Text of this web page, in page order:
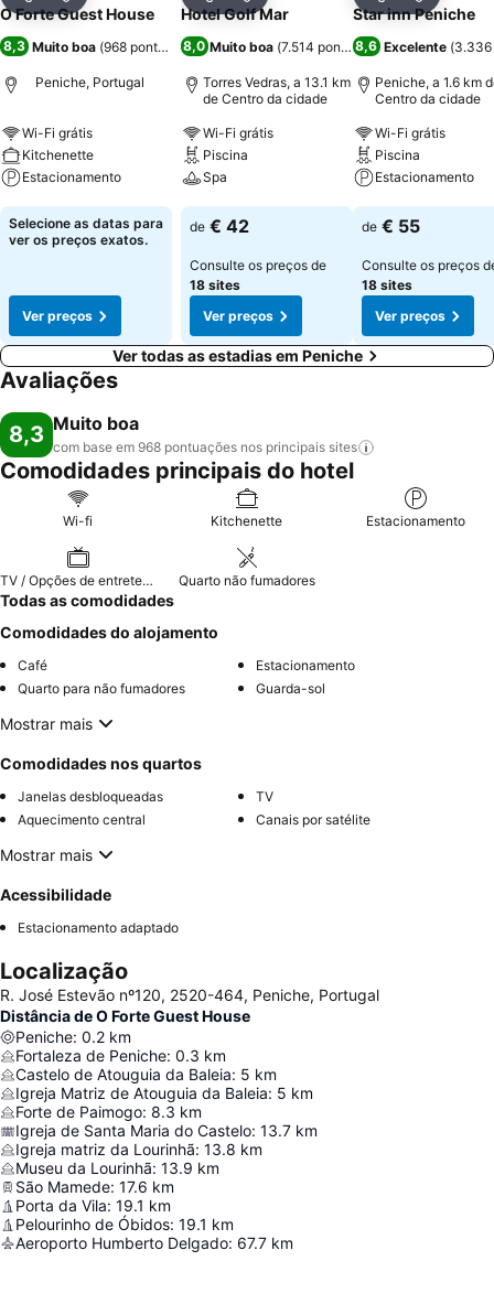
O Forte Guest House
8,3 Muito boa (968 pontuações)
Peniche, Portugal
Wi-Fi grátis
Kitchenette
Estacionamento
Ver preços
Selecione as datas para
ver os preços exatos.
Ver preços
Hotel Golf Mar
8,0 Muito boa (7.514 pontuações)
Torres Vedras, a 13.1 km
de Centro da cidade
Wi-Fi grátis
Piscina
Spa
Ver preços
de € 42
Consulte os preços de
18 sites
Ver preços
Star inn Peniche
8,6 Excelente (3.336
Peniche, a 1.6 km
Centro da cidade
Wi-Fi grátis
Piscina
Estacionamento
Ver preços
de € 55
Consulte os preços
18 sites
Ver preços
Ver todas as estadias em Peniche
Avaliações
8,3 Muito boa
com base em 968 pontuações nos principais sites
Comodidades principais do hotel
Wi-fi Kitchenette Estacionamento
TV / Opções de entretenimento Quarto não fumadores
Todas as comodidades
Comodidades do alojamento
Café
Estacionamento
Quarto para não fumadores
Guarda-sol
Mostrar mais
Comodidades nos quartos
Janelas desbloqueadas
TV
Aquecimento central
Canais por satélite
Mostrar mais
Acessibilidade
Estacionamento adaptado
Localização
R. José Estevão nº120, 2520-464, Peniche, Portugal
Distância de O Forte Guest House
Peniche: 0.2 km
Fortaleza de Peniche: 0.3 km
Castelo de Atouguia da Baleia: 5 km
Igreja Matriz de Atouguia da Baleia: 5 km
Forte de Paimogo: 8.3 km
Igreja de Santa Maria do Castelo: 13.7 km
Igreja matriz da Lourinhã: 13.8 km
Museu da Lourinhã: 13.9 km
São Mamede: 17.6 km
Porta da Vila: 19.1 km
Pelourinho de Óbidos: 19.1 km
Aeroporto Humberto Delgado: 67.7 km